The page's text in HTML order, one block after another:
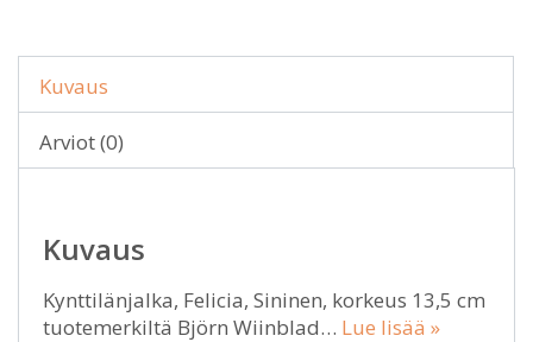
Kuvaus
Arviot (0)
Kuvaus
Kynttilänjalka, Felicia, Sininen, korkeus 13,5 cm
tuotemerkiltä Björn Wiinblad… Lue lisää »